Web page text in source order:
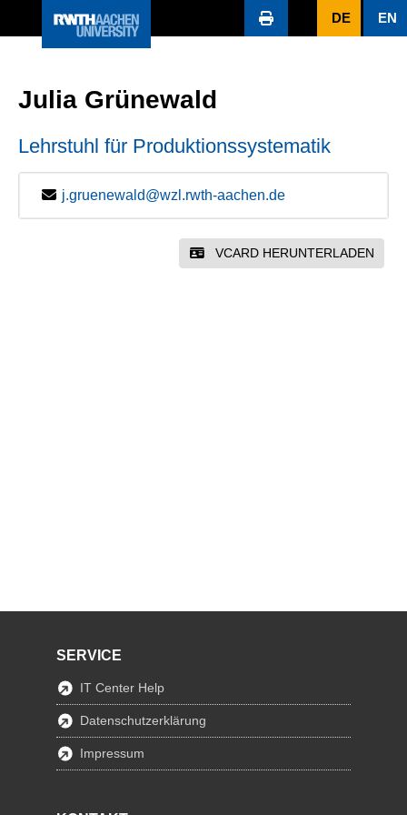
DE EN
Julia Grünewald
Lehrstuhl für Produktionssystematik
j.gruenewald@wzl.rwth-aachen.de
VCARD HERUNTERLADEN
SERVICE
IT Center Help
Datenschutzerklärung
Impressum